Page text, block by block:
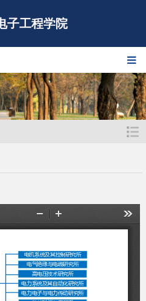
子工程学院